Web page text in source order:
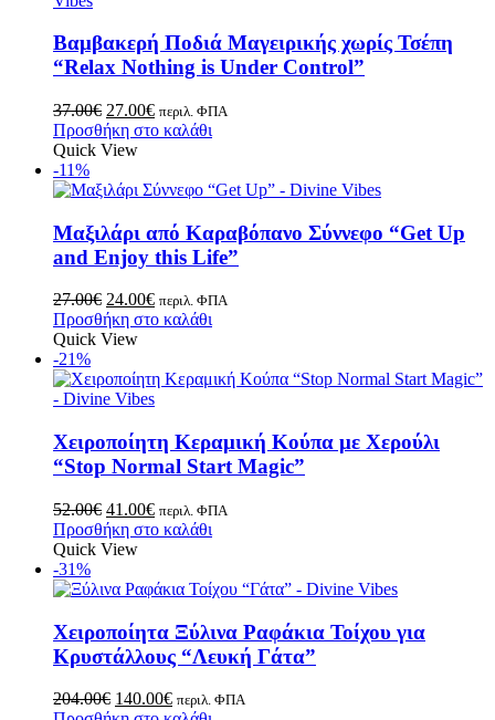
Βαμβακερή Ποδιά Μαγειρικής χωρίς Τσέπη
“Relax Nothing is Under Control”
37.00€ 27.00€ περιλ. ΦΠΑ
Προσθήκη στο καλάθι
Quick View
-11%
Μαξιλάρι από Καραβόπανο Σύννεφο “Get Up
and Enjoy this Life”
27.00€ 24.00€ περιλ. ΦΠΑ
Προσθήκη στο καλάθι
Quick View
-21%
Χειροποίητη Κεραμική Κούπα με Χερούλι
“Stop Normal Start Magic”
52.00€ 41.00€ περιλ. ΦΠΑ
Προσθήκη στο καλάθι
Quick View
-31%
Χειροποίητα Ξύλινα Ραφάκια Τοίχου για
Κρυστάλλους “Λευκή Γάτα”
204.00€ 140.00€ περιλ. ΦΠΑ